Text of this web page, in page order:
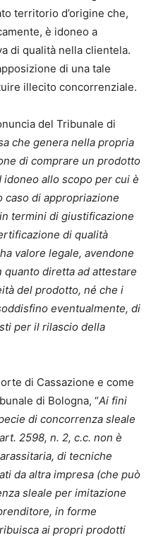
territorio d’origine che,
è idoneo a
di qualità nella clientela.
di una tale
illecito concorrenziale.
del Tribunale di
che genera nella propria
di comprare un prodotto
idoneo allo scopo per cui è
di appropriazione
termini di giustificazione
di qualità
valore legale, avendone
diretta ad attestare
del prodotto, né che i
eventualmente, di
per il rilascio della
di Cassazione e come
di Bologna, “Ai fini
di concorrenza sleale
2598, n. 2, c.c. non è
di tecniche
da altra impresa (che può
sleale per imitazione
in forme
ai propri prodotti